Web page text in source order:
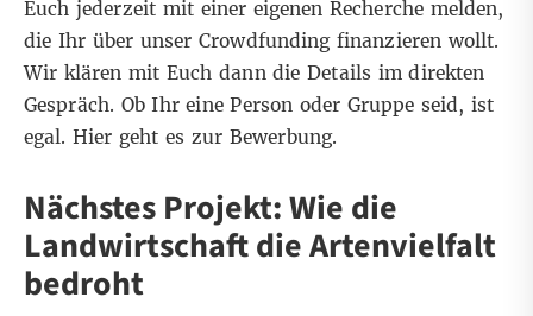
Euch jederzeit mit einer eigenen Recherche melden,
die Ihr über unser Crowdfunding finanzieren wollt.
Wir klären mit Euch dann die Details im direkten
Gespräch. Ob Ihr eine Person oder Gruppe seid, ist
egal. Hier geht eszur Bewerbung.
Nächstes Projekt: Wie die
Landwirtschaft die Artenvielfalt
bedroht